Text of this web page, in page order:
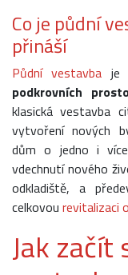
Co je půdní
přináší
Půdní vestavba je
podkrovních
klasická vestavba
vytvoření nových
dům o jedno i
vdechnutí nového
odkladiště, a
celkovou revitalizaci
Jak začít